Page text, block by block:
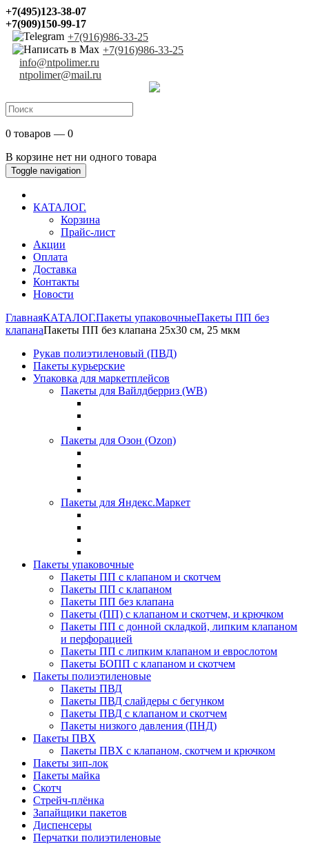
+7(495)123-38-07
+7(909)150-99-17
+7(916)986-33-25
+7(916)986-33-25
info@ntpolimer.ru
ntpolimer@mail.ru
0 товаров — 0
В корзине нет ни одного товара
Toggle navigation
КАТАЛОГ.
Корзина
Прайс-лист
Акции
Оплата
Доставка
Контакты
Новости
ГлавнаяКАТАЛОГ.Пакеты упаковочныеПакеты ПП без
клапанаПакеты ПП без клапана 25х30 см, 25 мкм
Рукав полиэтиленовый (ПВД)
Пакеты курьерские
Упаковка для маркетплейсов
Пакеты для Вайлдберриз (WB)
Пакеты для Озон (Ozon)
Пакеты для Яндекс.Маркет
Пакеты упаковочные
Пакеты ПП с клапаном и скотчем
Пакеты ПП с клапаном
Пакеты ПП без клапана
Пакеты (ПП) с клапаном и скотчем, и крючком
Пакеты ПП с донной складкой, липким клапаном
и перфорацией
Пакеты ПП с липким клапаном и еврослотом
Пакеты БОПП с клапаном и скотчем
Пакеты полиэтиленовые
Пакеты ПВД
Пакеты ПВД слайдеры с бегунком
Пакеты ПВД с клапаном и скотчем
Пакеты низкого давления (ПНД)
Пакеты ПВХ
Пакеты ПВХ с клапаном, скотчем и крючком
Пакеты зип-лок
Пакеты майка
Скотч
Стрейч-плёнка
Запайщики пакетов
Диспенсеры
Перчатки полиэтиленовые